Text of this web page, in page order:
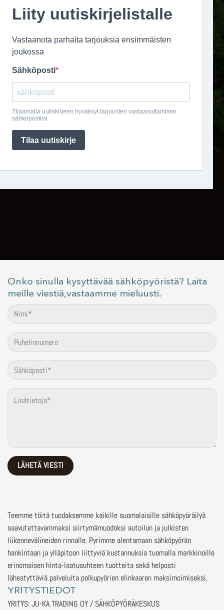
Onko sinulla kysyttävää sähköpyöristä? Laita
meille viestiä,vastaamme mieluusti.
Teemme töitä tuodaksemme kaikille suomalaisille sähköpyöräilyä
saavutettavammaksi siirtymämuodoksi autoilun ja julkisten
liikennevälineiden rinnalle. Pyrimme alentamaan sähköpyörän
hankintaan ja ylläpitoon liittyviä kustannuksia tuomalla markkinoille
erinomaisen hinta-laatusuhteen tuotteita sekä helposti
lähestyttäviä palveluita polkupyörien elinkaaren maksimoimiseksi.
YRITYSTIEDOT
YRITYS: JU-KA TRADING OY / SÄHKÖPYÖRÄKESKUS